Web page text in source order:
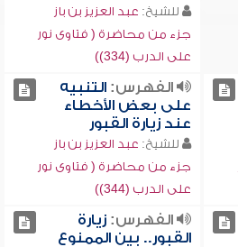
للشيخ: عبد العزيز بن باز
جزء من محاضرة ( فتاوى نور
على الدرب (334))
الفهرس:التنبيه
على بعض الأخطاء
عند زيارة القبور
للشيخ: عبد العزيز بن باز
جزء من محاضرة ( فتاوى نور
على الدرب (344))
الفهرس:زيارة
القبور.. بين الممنوع